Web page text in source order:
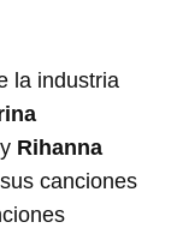
la industria
y Rihanna
canciones